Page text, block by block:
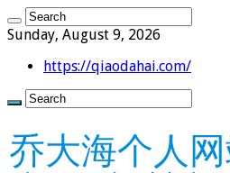
Sunday, August 9, 2026
https://qiaodahai.com/